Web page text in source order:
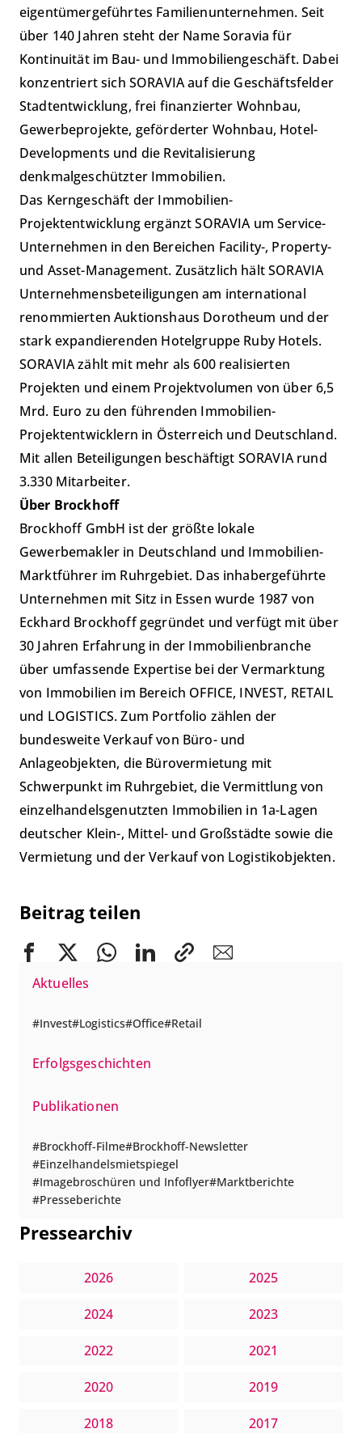
Aktuelles
Invest Logistics Office Retail
Erfolgsgeschichten
Publikationen
Brockhoff-Filme Brockhoff-Newsletter
Einzelhandelsmietspiegel
Imagebroschüren und Infoflyer Marktberichte
Presseberichte
Pressearchiv
2026 2025
2024 2023
2022 2021
2020 2019
2018 2017
eigentümergeführtes Familienunternehmen. Seit
über 140 Jahren steht der Name Soravia für
Kontinuität im Bau- und Immobiliengeschäft. Dabei
konzentriert sich SORAVIA auf die Geschäftsfelder
Stadtentwicklung, frei finanzierter Wohnbau,
Gewerbeprojekte, geförderter Wohnbau, Hotel-
Developments und die Revitalisierung
denkmalgeschützter Immobilien.
Das Kerngeschäft der Immobilien-
Projektentwicklung ergänzt SORAVIA um Service-
Unternehmen in den Bereichen Facility-, Property-
und Asset-Management. Zusätzlich hält SORAVIA
Unternehmensbeteiligungen am international
renommierten Auktionshaus Dorotheum und der
stark expandierenden Hotelgruppe Ruby Hotels.
SORAVIA zählt mit mehr als 600 realisierten
Projekten und einem Projektvolumen von über 6,5
Mrd. Euro zu den führenden Immobilien-
Projektentwicklern in Österreich und Deutschland.
Mit allen Beteiligungen beschäftigt SORAVIA rund
3.330 Mitarbeiter.
Über Brockhoff
Brockhoff GmbH ist der größte lokale
Gewerbemakler in Deutschland und Immobilien-
Marktführer im Ruhrgebiet. Das inhabergeführte
Unternehmen mit Sitz in Essen wurde 1987 von
Eckhard Brockhoff gegründet und verfügt mit über
30 Jahren Erfahrung in der Immobilienbranche
über umfassende Expertise bei der Vermarktung
von Immobilien im Bereich OFFICE, INVEST, RETAIL
und LOGISTICS. Zum Portfolio zählen der
bundesweite Verkauf von Büro- und
Anlageobjekten, die Bürovermietung mit
Schwerpunkt im Ruhrgebiet, die Vermittlung von
einzelhandelsgenutzten Immobilien in 1a-Lagen
deutscher Klein-, Mittel- und Großstädte sowie die
Vermietung und der Verkauf von Logistikobjekten.
Beitrag teilen